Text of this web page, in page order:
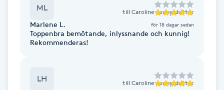
Color correction
Cryoterapi
Damklippning
ML till Caroline Jonnysdotter
Marlene L. för 18 dagar sedan
Toppenbra bemötande, inlyssnande och kunnig!
Rekommenderas!
LH till Caroline Jonnysdotter